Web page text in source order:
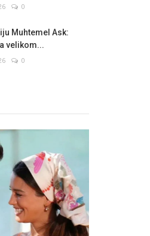
0
Muhtemel Ask:
velikom...
0